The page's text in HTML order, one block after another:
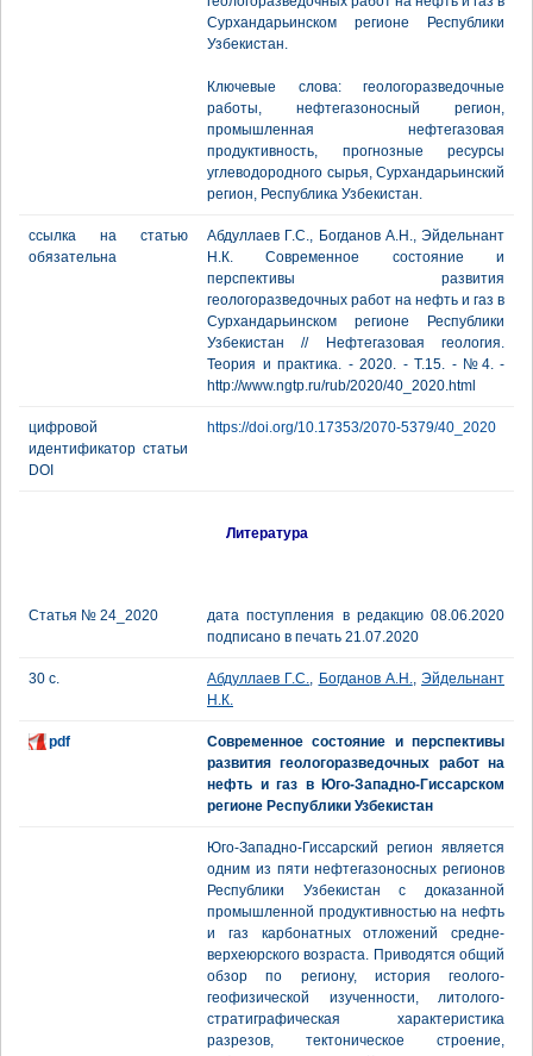
Сурхандарьинском регионе Республики
Узбекистан.
Ключевые слова: геологоразведочные
работы, нефтегазоносный регион,
промышленная нефтегазовая
продуктивность, прогнозные ресурсы
углеводородного сырья, Сурхандарьинский
регион, Республика Узбекистан.
ссылка на статью
обязательна
Абдуллаев Г.С., Богданов А.Н., Эйдельнант
Н.К. Современное состояние и
перспективы развития
геологоразведочных работ на нефть и газ в
Сурхандарьинском регионе Республики
Узбекистан // Нефтегазовая геология.
Теория и практика. - 2020. - Т.15. - №4. -
http://www.ngtp.ru/rub/2020/40_2020.html
цифровой
идентификатор статьи
DOI
https://doi.org/10.17353/2070-5379/40_2020
Литература
Статья № 24_2020
дата поступления в редакцию 08.06.2020
подписано в печать 21.07.2020
30 с. Абдуллаев Г.С., Богданов А.Н., Эйдельнант
Н.К.
pdf
Современное состояние и перспективы
развития геологоразведочных работ на
нефть и газ в Юго-Западно-Гиссарском
регионе Республики Узбекистан
Юго-Западно-Гиссарский регион является
одним из пяти нефтегазоносных регионов
Республики Узбекистан с доказанной
промышленной продуктивностью на нефть
и газ карбонатных отложений средне-
верхеюрского возраста. Приводятся общий
обзор по региону, история геолого-
геофизической изученности, литолого-
стратиграфическая характеристика
разрезов, тектоническое строение,